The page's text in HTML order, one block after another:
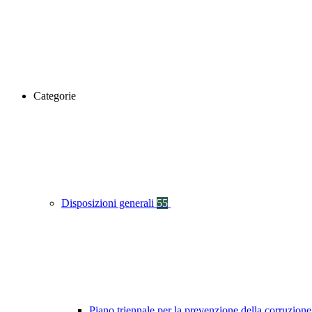
Categorie
Disposizioni generali 55